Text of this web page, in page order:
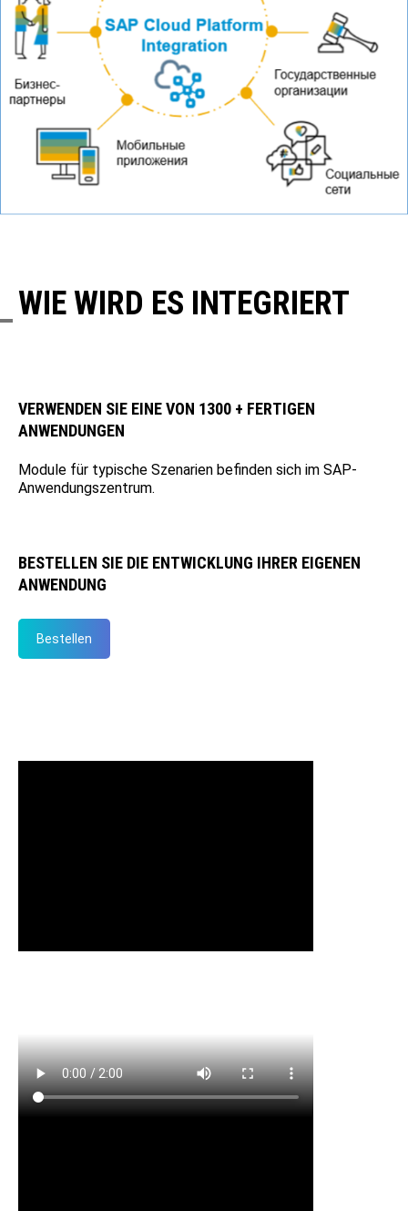
WIE WIRD ES INTEGRIERT
VERWENDEN SIE EINE VON 1300 + FERTIGEN
ANWENDUNGEN
Module für typische Szenarien befinden sich im SAP-
Anwendungszentrum.
BESTELLEN SIE DIE ENTWICKLUNG IHRER EIGENEN
ANWENDUNG
Bestellen